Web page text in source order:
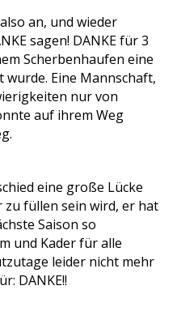
an, und wieder
sagen! DANKE für 3
Scherbenhaufen eine
Eine Mannschaft,
nur von
auf ihrem Weg
eine große Lücke
zu füllen sein wird, er hat
Saison so
und Kader für alle
leider nicht mehr
DANKE!!